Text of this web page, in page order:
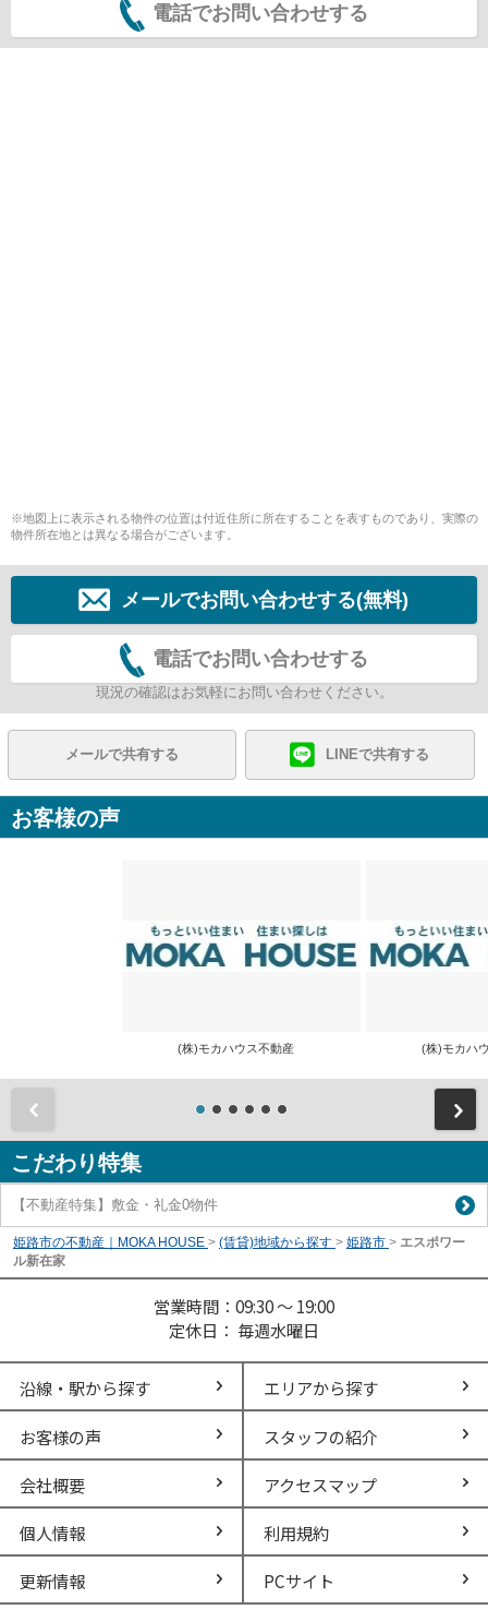
電話でお問い合わせする
※地図上に表示される物件の位置は付近住所に所在することを表すものであり、実際の
物件所在地とは異なる場合がございます。
メールでお問い合わせする(無料)
電話でお問い合わせする
現況の確認はお気軽にお問い合わせください。
メールで共有する LINEで共有する
お客様の声
(株)モカハウス不動産 (株)モカハ
こだわり特集
【不動産特集】敷金・礼金0物件
姫路市の不動産｜MOKA HOUSE > (賃貸)地域から探す > 姫路市 > エスポワー
ル新在家
営業時間：09:30 ～ 19:00
定休日： 毎週水曜日
沿線・駅から探す エリアから探す
お客様の声 スタッフの紹介
会社概要 アクセスマップ
個人情報 利用規約
更新情報 PCサイト